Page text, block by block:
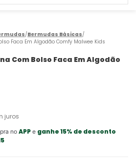
Bermudas Básicas
Faca Em Algodão Comfy Malwee Kids
Com Bolso Faca Em Algodão
juros
no APPe ganhe 15% de desconto